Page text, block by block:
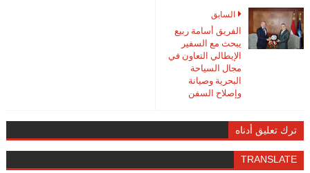
السابق
الفريق أسامة ربيع
يبحث مع السفير
الإيطالي التعاون في
مجال السياحة
البحرية وصيانة
وإصلاح السفن
ترك تعليق أدناه
TRANSLATE